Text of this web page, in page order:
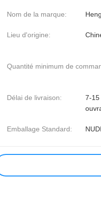
Nom de la marque:
Lieu d'origine:
Quantité minimum de
Délai de livraison:
7-15
Emballage Standard: